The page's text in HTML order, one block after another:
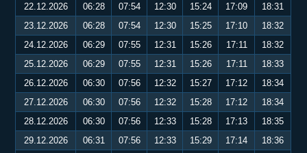
22.12.2026
06:28 07:54 12:30 15:24 17:09
18:31
23.12.2026
06:28 07:54 12:30 15:25 17:10
18:32
24.12.2026
06:29 07:55 12:31 15:26 17:11
18:32
25.12.2026
06:29 07:55 12:31 15:26 17:11
18:33
26.12.2026
06:30 07:56 12:32 15:27 17:12
18:34
27.12.2026
06:30 07:56 12:32 15:28 17:12
18:34
28.12.2026
06:30 07:56 12:33 15:28 17:13
18:35
29.12.2026
06:31 07:56 12:33 15:29 17:14
18:36